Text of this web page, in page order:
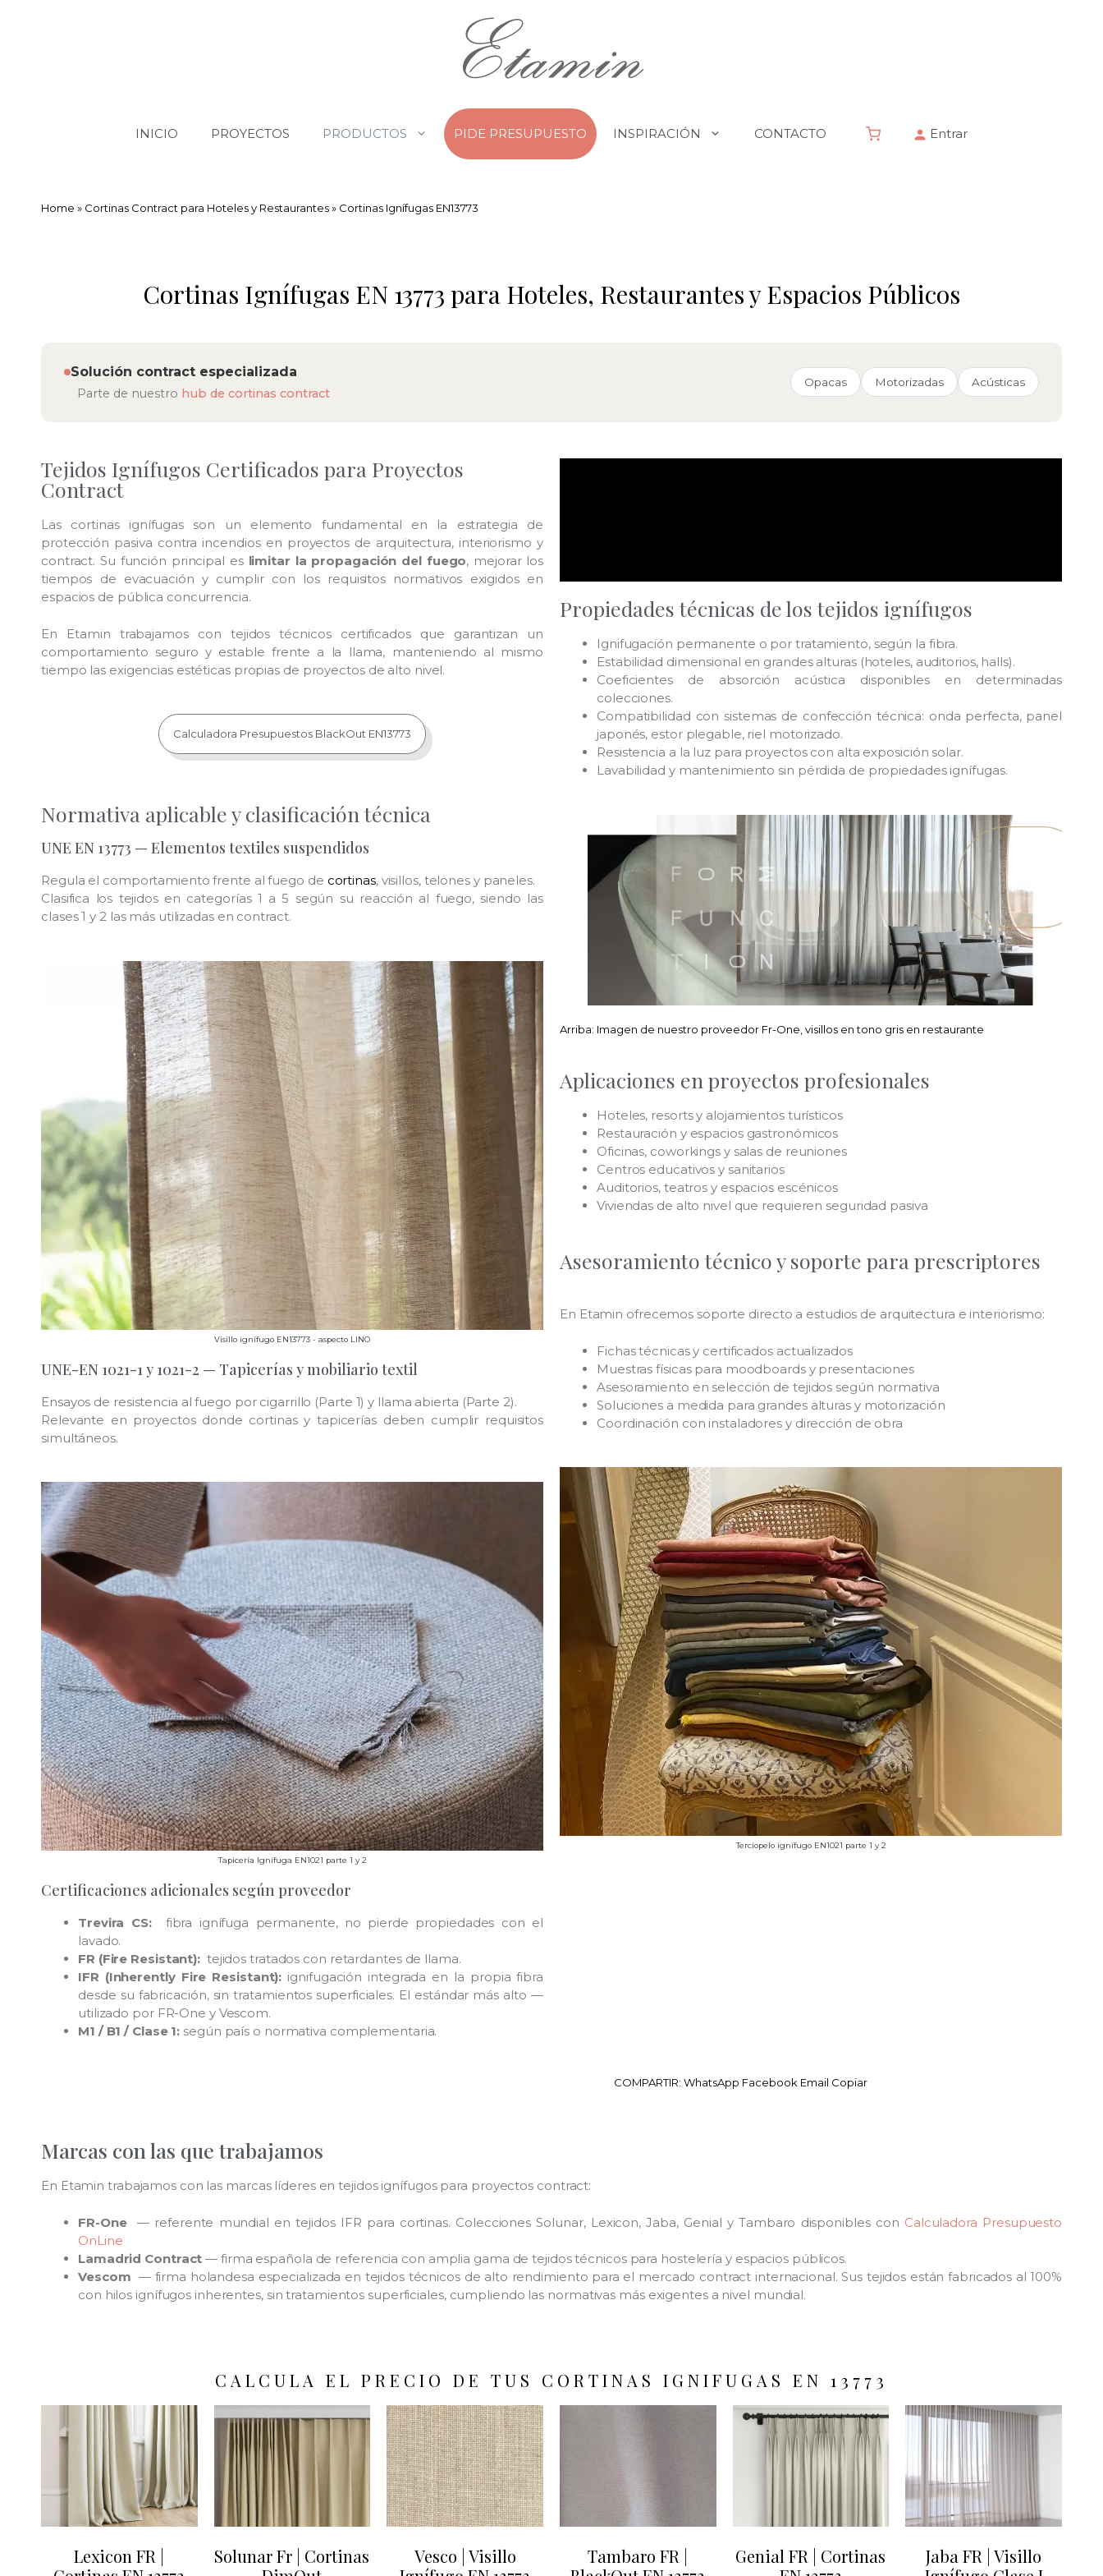
INICIO PROYECTOS PRODUCTOS PIDE PRESUPUESTO INSPIRACIÓN CONTACTO Entrar
Home » Cortinas Contract para Hoteles y Restaurantes» Cortinas Ignífugas EN13773
Cortinas Ignífugas EN 13773 para Hoteles, Restaurantes y Espacios Públicos
Solución contract especializada
Parte de nuestro hub de cortinas contract
Opacas Motorizadas Acústicas
Tejidos Ignífugos Certificados para Proyectos
Contract
Las cortinas ignífugas son un elemento fundamental en la estrategia de
protección pasiva contra incendios en proyectos de arquitectura, interiorismo y
contract. Su función principal es limitar la propagación del fuego, mejorar los
tiempos de evacuación y cumplir con los requisitos normativos exigidos en
espacios de pública concurrencia.
En Etamin trabajamos con tejidos técnicos certificados que garantizan un
comportamiento seguro y estable frente a la llama, manteniendo al mismo
tiempo las exigencias estéticas propias de proyectos de alto nivel.
Calculadora Presupuestos BlackOut EN13773
Normativa aplicable y clasificación técnica
UNE EN 13773 — Elementos textiles suspendidos
Regula el comportamiento frente al fuego de cortinas, visillos, telones y paneles.
Clasifica los tejidos en categorías 1 a 5 según su reacción al fuego, siendo las
clases 1 y 2 las más utilizadas en contract.
Visillo ignífugo EN13773 - aspecto LINO
UNE-EN 1021-1 y 1021-2 — Tapicerías y mobiliario textil
Ensayos de resistencia al fuego por cigarrillo (Parte 1) y llama abierta (Parte 2).
Relevante en proyectos donde cortinas y tapicerías deben cumplir requisitos
simultáneos.
Tapicería Ignífuga EN1021 parte 1 y 2
Certificaciones adicionales según proveedor
Trevira CS:
fibra ignífuga permanente, no pierde propiedades con el
lavado.
FR (Fire Resistant): tejidos tratados con retardantes de llama.
IFR (Inherently Fire Resistant): ignifugación integrada en la propia fibra
desde su fabricación, sin tratamientos superficiales. El estándar más alto —
utilizado por FR-One y Vescom.
M1 / B1 / Clase 1: según país o normativa complementaria.
Propiedades técnicas de los tejidos ignífugos
Ignifugación permanente o por tratamiento, según la fibra.
Estabilidad dimensional en grandes alturas (hoteles, auditorios, halls).
Coeficientes de absorción acústica disponibles en determinadas
colecciones.
Compatibilidad con sistemas de confección técnica: onda perfecta, panel
japonés, estor plegable, riel motorizado.
Resistencia a la luz para proyectos con alta exposición solar.
Lavabilidad y mantenimiento sin pérdida de propiedades ignífugas.
Arriba: Imagen de nuestro proveedor Fr-One, visillos en tono gris en restaurante
Aplicaciones en proyectos profesionales
Hoteles, resorts y alojamientos turísticos
Restauración y espacios gastronómicos
Oficinas, coworkings y salas de reuniones
Centros educativos y sanitarios
Auditorios, teatros y espacios escénicos
Viviendas de alto nivel que requieren seguridad pasiva
Asesoramiento técnico y soporte para prescriptores
En Etamin ofrecemos soporte directo a estudios de arquitectura e interiorismo:
Fichas técnicas y certificados actualizados
Muestras físicas para moodboards y presentaciones
Asesoramiento en selección de tejidos según normativa
Soluciones a medida para grandes alturas y motorización
Coordinación con instaladores y dirección de obra
Terciopelo ignífugo EN1021 parte 1 y 2
COMPARTIR: WhatsApp Facebook Email Copiar
Marcas con las que trabajamos
En Etamin trabajamos con las marcas líderes en tejidos ignífugos para proyectos contract:
FR-One— referente mundial en tejidos IFR para cortinas. Colecciones Solunar, Lexicon, Jaba, Genial y Tambaro disponibles con Calculadora Presupuesto
OnLine
Lamadrid Contract — firma española de referencia con amplia gama de tejidos técnicos para hostelería y espacios públicos.
Vescom — firma holandesa especializada en tejidos técnicos de alto rendimiento para el mercado contract internacional. Sus tejidos están fabricados al 100%
con hilos ignífugos inherentes, sin tratamientos superficiales, cumpliendo las normativas más exigentes a nivel mundial.
CALCULA EL PRECIO DE TUS CORTINAS IGNIFUGAS EN 13773
Lexicon FR |
Solunar Fr | Cortinas
Vesco | Visillo
Tambaro FR |
Genial FR | Cortinas
Jaba FR | Visillo